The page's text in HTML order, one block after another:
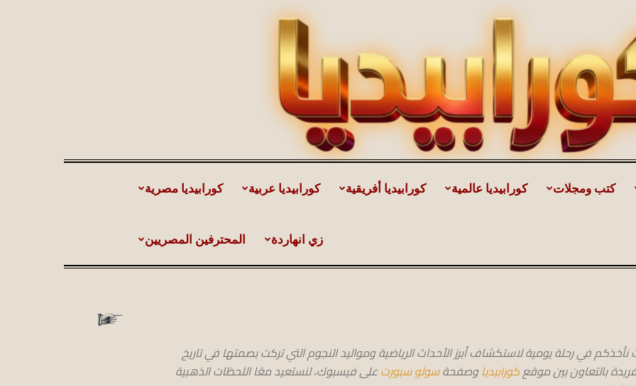
كورابيديا مصرية كورابيديا عربية كورابيديا أفريقية كورابيديا عالمية كتب ومجلات
المحترفين المصريين زي انهاردة
نأخذكم في رحلة يومية لاستكشاف أبرز الأحداث الرياضية ومواليد النجوم التي تركت بصمتها في تاريخ
بالتعاون بين موقعكورابيدياوصفحةسولو سبورتعلى فيسبوك، لنستعيد معًا اللحظات الذهبية